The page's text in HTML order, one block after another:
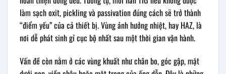
làm sạch oxit, pickling và passivation đúng cách sẽ trở thành
“điểm yếu” của cả thiết bị. Vùng ảnh hưởng nhiệt, hay HAZ, là
nơi dễ phát sinh gỉ cục bộ nhất sau một thời gian vận hành.
Vấn đề còn nằm ở các vùng khuất như chân bo, góc gập, mặt